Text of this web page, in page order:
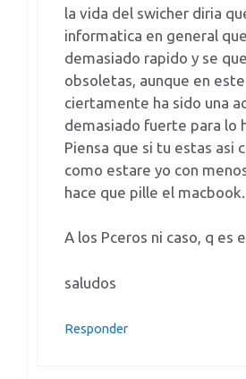
la vida del swicher diria
informatica en general
demasiado rapido y se
obsoletas, aunque en
ciertamente ha sido una
demasiado fuerte para lo
Piensa que si tu estas asi
como estare yo con
hace que pille el macbook.
A los Pceros ni caso, q es
saludos
Responder